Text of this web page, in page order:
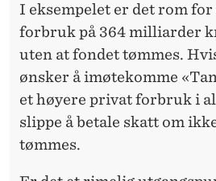
I eksempelet er det rom
forbruk på 364 milliarder
uten at fondet tømmes.
ønsker å imøtekomme
et høyere privat forbruk i
slippe å betale skatt om
tømmes.